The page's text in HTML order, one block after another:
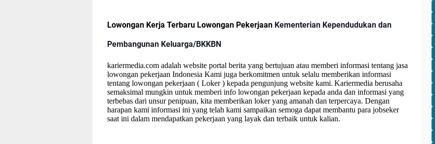
Lowongan Kerja Terbaru Lowongan Pekerjaan Kementerian Kependudukan dan
Pembangunan Keluarga/BKKBN
kariermedia.com adalah website portal berita yang bertujuan atau memberi informasi tentang jasa
lowongan pekerjaan Indonesia Kami juga berkomitmen untuk selalu memberikan informasi
tentang lowongan pekerjaan ( Loker ) kepada pengunjung website kami. Kariermedia berusaha
semaksimal mungkin untuk memberi info lowongan pekerjaan kepada anda dan informasi yang
terbebas dari unsur penipuan, kita memberikan loker yang amanah dan terpercaya. Dengan
harapan kami informasi ini yang telah kami sampaikan semoga dapat membantu para jobseker
saat ini dalam mendapatkan pekerjaan yang layak dan terbaik untuk kalian.